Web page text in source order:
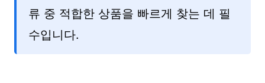
류 중 적합한 상품을 빠르게 찾는 데 필
수입니다.